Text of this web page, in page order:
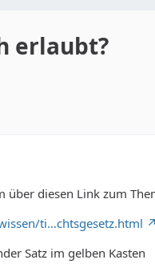
erlaubt?
diesen Link zum
ti…chtsgesetz.html
Satz im gelben Kasten